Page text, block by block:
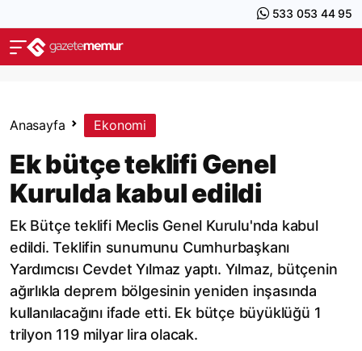
533 053 44 95
Anasayfa Ekonomi
Ek bütçe teklifi Genel
Kurulda kabul edildi
Ek Bütçe teklifi Meclis Genel Kurulu'nda kabul
edildi. Teklifin sunumunu Cumhurbaşkanı
Yardımcısı Cevdet Yılmaz yaptı. Yılmaz, bütçenin
ağırlıkla deprem bölgesinin yeniden inşasında
kullanılacağını ifade etti. Ek bütçe büyüklüğü 1
trilyon 119 milyar lira olacak.